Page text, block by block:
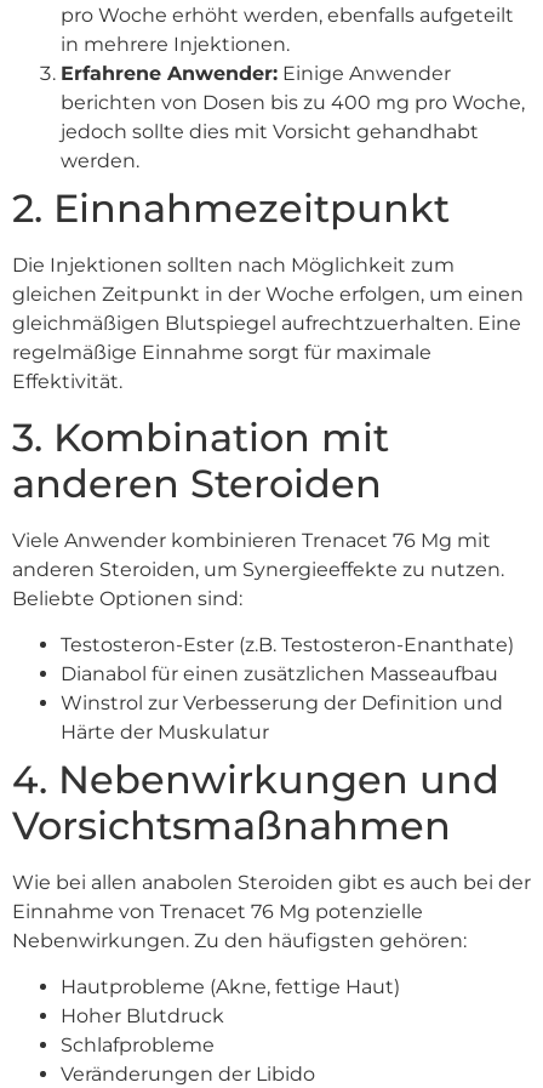
pro Woche erhöht werden, ebenfalls aufgeteilt
in mehrere Injektionen.
Erfahrene Anwender: Einige Anwender
berichten von Dosen bis zu 400 mg pro Woche,
jedoch sollte dies mit Vorsicht gehandhabt
werden.
2. Einnahmezeitpunkt
Die Injektionen sollten nach Möglichkeit zum
gleichen Zeitpunkt in der Woche erfolgen, um einen
gleichmäßigen Blutspiegel aufrechtzuerhalten. Eine
regelmäßige Einnahme sorgt für maximale
Effektivität.
3. Kombination mit
anderen Steroiden
Viele Anwender kombinieren Trenacet 76 Mg mit
anderen Steroiden, um Synergieeffekte zu nutzen.
Beliebte Optionen sind:
Testosteron-Ester (z.B. Testosteron-Enanthate)
Dianabol für einen zusätzlichen Masseaufbau
Winstrol zur Verbesserung der Definition und
Härte der Muskulatur
4. Nebenwirkungen und
Vorsichtsmaßnahmen
Wie bei allen anabolen Steroiden gibt es auch bei der
Einnahme von Trenacet 76 Mg potenzielle
Nebenwirkungen. Zu den häufigsten gehören:
Hautprobleme (Akne, fettige Haut)
Hoher Blutdruck
Schlafprobleme
Veränderungen der Libido